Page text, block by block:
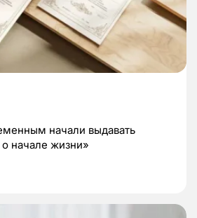
начали выдавать
начале жизни»